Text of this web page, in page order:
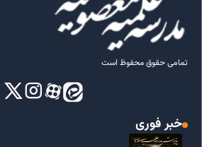
تمامی حقوق محفوظ است
خبر فوری